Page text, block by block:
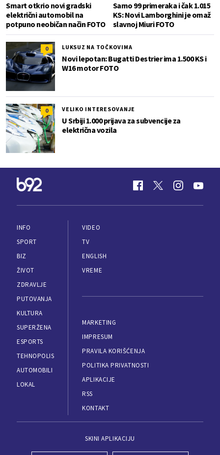
Smart otkrio novi gradski
električni automobil na
potpuno neobičan način FOTO
Samo 99 primeraka i čak 1.015
KS: Novi Lamborghini je omaž
slavnoj Miuri FOTO
0 LUKSUZ NA TOČKOVIMA
Novi lepotan: Bugatti Destrier ima 1.500 KS i
W16 motor FOTO
0 VELIKO INTERESOVANJE
U Srbiji 1.000 prijava za subvencije za
električna vozila
INFO
SPORT
BIZ
ŽIVOT
ZDRAVLJE
PUTOVANJA
KULTURA
SUPERŽENA
ESPORTS
TEHNOPOLIS
AUTOMOBILI
LOKAL
VIDEO
TV
ENGLISH
VREME
MARKETING
IMPRESUM
PRAVILA KORIŠĆENJA
POLITIKA PRIVATNOSTI
APLIKACIJE
RSS
KONTAKT
SKINI APLIKACIJU